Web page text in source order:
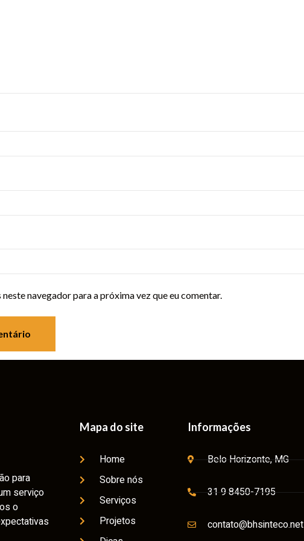
neste navegador para a próxima vez que eu comentar.
para
serviço
o
Mapa do site
Home
Sobre nós
Serviços
Projetos
Informações
Belo Horizonte, MG
31 9 8450-7195
contato@bhsinteco.net